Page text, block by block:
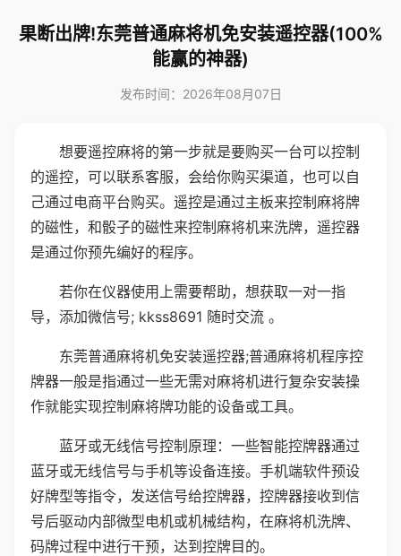
果断出牌!东莞普通麻将机免安装遥控器(100%
能赢的神器)
发布时间：2026年08月07日
想要遥控麻将的第一步就是要购买一台可以控制
的遥控，可以联系客服，会给你购买渠道，也可以自
己通过电商平台购买。遥控是通过主板来控制麻将牌
的磁性，和骰子的磁性来控制麻将机来洗牌，遥控器
是通过你预先编好的程序。
若你在仪器使用上需要帮助，想获取一对一指
导，添加微信号; kkss8691 随时交流 。
东莞普通麻将机免安装遥控器;普通麻将机程序控
牌器一般是指通过一些无需对麻将机进行复杂安装操
作就能实现控制麻将牌功能的设备或工具。
蓝牙或无线信号控制原理：一些智能控牌器通过
蓝牙或无线信号与手机等设备连接。手机端软件预设
好牌型等指令，发送信号给控牌器，控牌器接收到信
号后驱动内部微型电机或机械结构，在麻将机洗牌、
码牌过程中进行干预，达到控牌目的。